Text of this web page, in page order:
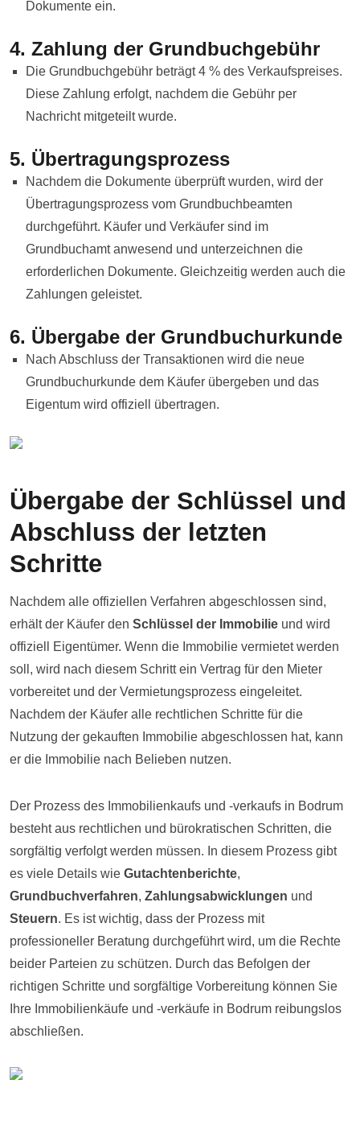
Dokumente ein.
4. Zahlung der Grundbuchgebühr
Die Grundbuchgebühr beträgt 4 % des Verkaufspreises.
Diese Zahlung erfolgt, nachdem die Gebühr per
Nachricht mitgeteilt wurde.
5. Übertragungsprozess
Nachdem die Dokumente überprüft wurden, wird der
Übertragungsprozess vom Grundbuchbeamten
durchgeführt. Käufer und Verkäufer sind im
Grundbuchamt anwesend und unterzeichnen die
erforderlichen Dokumente. Gleichzeitig werden auch die
Zahlungen geleistet.
6. Übergabe der Grundbuchurkunde
Nach Abschluss der Transaktionen wird die neue
Grundbuchurkunde dem Käufer übergeben und das
Eigentum wird offiziell übertragen.
Übergabe der Schlüssel und
Abschluss der letzten
Schritte
Nachdem alle offiziellen Verfahren abgeschlossen sind,
erhält der Käufer den Schlüssel der Immobilie und wird
offiziell Eigentümer. Wenn die Immobilie vermietet werden
soll, wird nach diesem Schritt ein Vertrag für den Mieter
vorbereitet und der Vermietungsprozess eingeleitet.
Nachdem der Käufer alle rechtlichen Schritte für die
Nutzung der gekauften Immobilie abgeschlossen hat, kann
er die Immobilie nach Belieben nutzen.
Der Prozess des Immobilienkaufs und -verkaufs in Bodrum
besteht aus rechtlichen und bürokratischen Schritten, die
sorgfältig verfolgt werden müssen. In diesem Prozess gibt
es viele Details wie Gutachtenberichte,
Grundbuchverfahren, Zahlungsabwicklungen und
Steuern. Es ist wichtig, dass der Prozess mit
professioneller Beratung durchgeführt wird, um die Rechte
beider Parteien zu schützen. Durch das Befolgen der
richtigen Schritte und sorgfältige Vorbereitung können Sie
Ihre Immobilienkäufe und -verkäufe in Bodrum reibungslos
abschließen.